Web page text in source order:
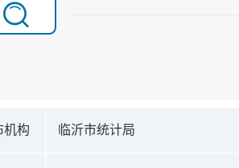
机构 临沂市统计局